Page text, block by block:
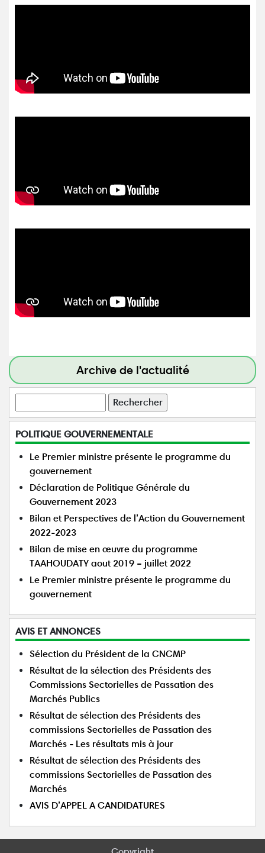
Archive de l'actualité
POLITIQUE GOUVERNEMENTALE
Le Premier ministre présente le programme du
gouvernement
Déclaration de Politique Générale du
Gouvernement 2023
Bilan et Perspectives de l’Action du Gouvernement
2022-2023
Bilan de mise en œuvre du programme
TAAHOUDATY aout 2019 – juillet 2022
Le Premier ministre présente le programme du
gouvernement
AVIS ET ANNONCES
Sélection du Président de la CNCMP
Résultat de la sélection des Présidents des
Commissions Sectorielles de Passation des
Marchés Publics
Résultat de sélection des Présidents des
commissions Sectorielles de Passation des
Marchés - Les résultats mis à jour
Résultat de sélection des Présidents des
commissions Sectorielles de Passation des
Marchés
AVIS D’APPEL A CANDIDATURES